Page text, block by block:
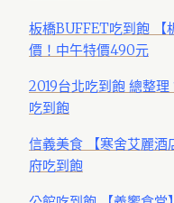
板橋BUFFET吃到飽 【
價！中午特價490元
2019台北吃到飽 總整
吃到飽
信義美食 【寒舍艾麗
府吃到飽